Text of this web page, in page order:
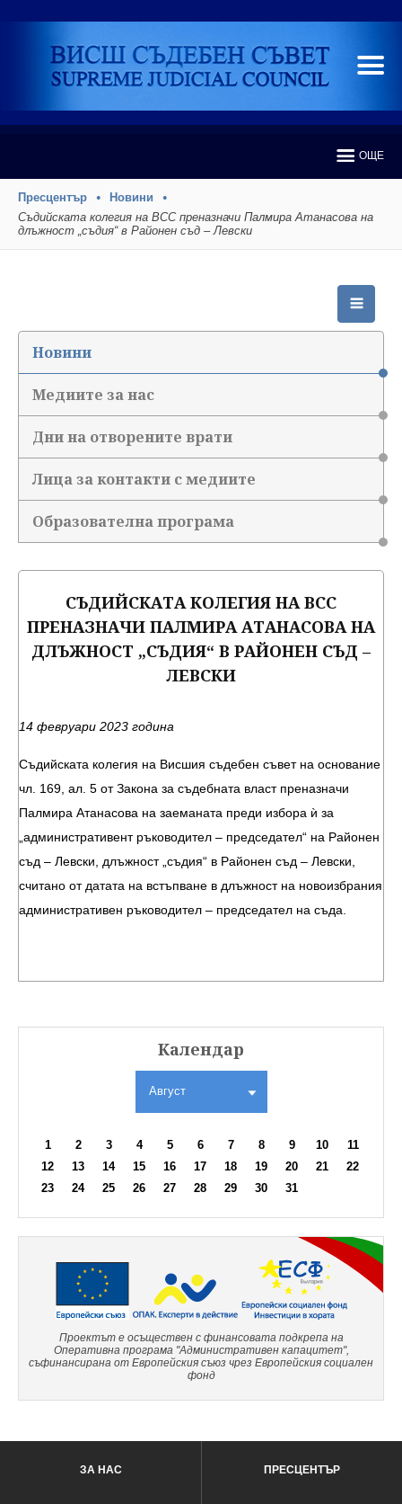
ОЩЕ
Пресцентър
Новини
Съдийската колегия на ВСС преназначи Палмира Атанасова на
длъжност „съдия“ в Районен съд – Левски
Новини
Медиите за нас
Дни на отворените врати
Лица за контакти с медиите
Образователна програма
СЪДИЙСКАТА КОЛЕГИЯ НА ВСС
ПРЕНАЗНАЧИ ПАЛМИРА АТАНАСОВА НА
ДЛЪЖНОСТ „СЪДИЯ“ В РАЙОНЕН СЪД –
ЛЕВСКИ
14 февруари 2023 година
Съдийската колегия на Висшия съдебен съвет на основание
чл. 169, ал. 5 от Закона за съдебната власт преназначи
Палмира Атанасова на заеманата преди избора ѝ за
„административент ръководител – председател“ на Районен
съд – Левски, длъжност „съдия“ в Районен съд – Левски,
считано от датата на встъпване в длъжност на новоизбрания
административен ръководител – председател на съда.
Календар
Август
1 2 3 4 5 6 7 8 9 10
11
12
13 14 15 16 17 18 19 20 21
22
23
24 25 26 27 28 29 30 31
Проектът е осъществен с финансовата подкрепа на
Оперативна програма "Административен капацитет",
съфинансирана от Европейския съюз чрез Европейския социален
фонд
ЗА НАС ПРЕСЦЕНТЪР